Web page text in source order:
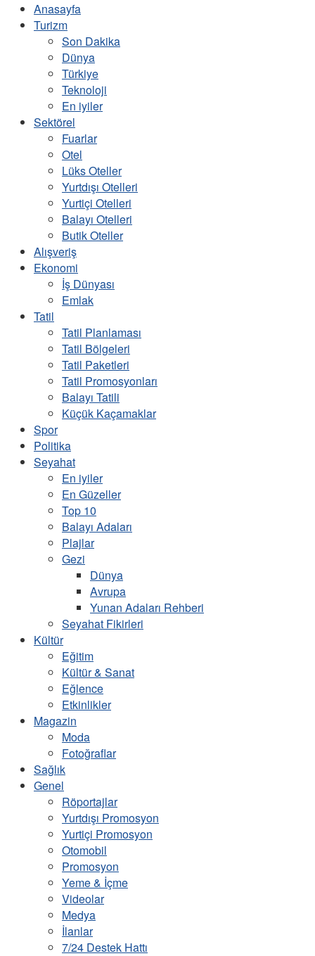
Anasayfa
Turizm
Son Dakika
Dünya
Türkiye
Teknoloji
En iyiler
Sektörel
Fuarlar
Otel
Lüks Oteller
Yurtdışı Otelleri
Yurtiçi Otelleri
Balayı Otelleri
Butik Oteller
Alışveriş
Ekonomi
İş Dünyası
Emlak
Tatil
Tatil Planlaması
Tatil Bölgeleri
Tatil Paketleri
Tatil Promosyonları
Balayı Tatili
Küçük Kaçamaklar
Spor
Politika
Seyahat
En iyiler
En Güzeller
Top 10
Balayı Adaları
Plajlar
Gezi
Dünya
Avrupa
Yunan Adaları Rehberi
Seyahat Fikirleri
Kültür
Eğitim
Kültür & Sanat
Eğlence
Etkinlikler
Magazin
Moda
Fotoğraflar
Sağlık
Genel
Röportajlar
Yurtdışı Promosyon
Yurtiçi Promosyon
Otomobil
Promosyon
Yeme & İçme
Videolar
Medya
İlanlar
7/24 Destek Hattı